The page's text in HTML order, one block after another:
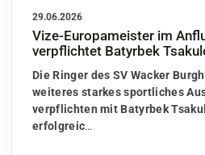
29.06.2026
Vize-Europameister im
verpflichtet Batyrbek
Die Ringer des SV Wacker
weiteres starkes sportliches
verpflichten mit Batyrbek
erfolgreic…